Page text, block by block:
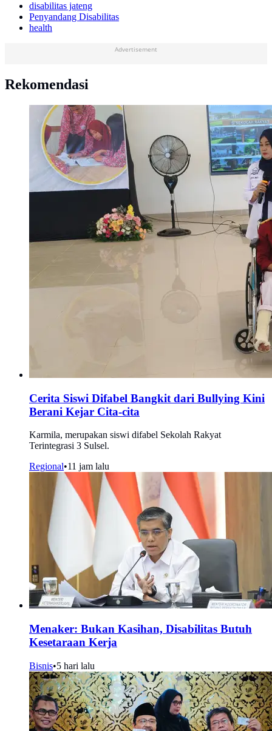
disabilitas jateng
Penyandang Disabilitas
health
Advertisement
Rekomendasi
Cerita Siswi Difabel Bangkit dari Bullying Kini
Berani Kejar Cita-cita
Karmila, merupakan siswi difabel Sekolah Rakyat
Terintegrasi 3 Sulsel.
Regional•11 jam lalu
Menaker: Bukan Kasihan, Disabilitas Butuh
Kesetaraan Kerja
Bisnis•5 hari lalu